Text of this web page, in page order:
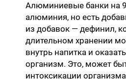
Алюминиевые банки на
алюминия, но есть
из добавок — дефинил,
длительном хранении
внутрь напитка и
организм. Это, может
интоксикации